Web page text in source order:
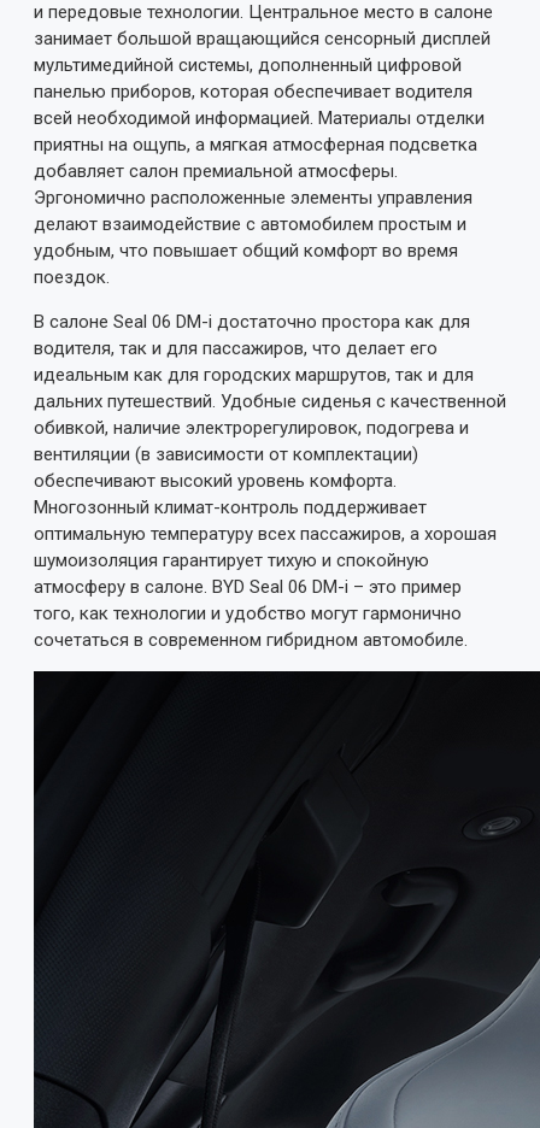
и передовые технологии. Центральное место в салоне
занимает большой вращающийся сенсорный дисплей
мультимедийной системы, дополненный цифровой
панелью приборов, которая обеспечивает водителя
всей необходимой информацией. Материалы отделки
приятны на ощупь, а мягкая атмосферная подсветка
добавляет салон премиальной атмосферы.
Эргономично расположенные элементы управления
делают взаимодействие с автомобилем простым и
удобным, что повышает общий комфорт во время
поездок.
В салоне Seal 06 DM-i достаточно простора как для
водителя, так и для пассажиров, что делает его
идеальным как для городских маршрутов, так и для
дальних путешествий. Удобные сиденья с качественной
обивкой, наличие электрорегулировок, подогрева и
вентиляции (в зависимости от комплектации)
обеспечивают высокий уровень комфорта.
Многозонный климат-контроль поддерживает
оптимальную температуру всех пассажиров, а хорошая
шумоизоляция гарантирует тихую и спокойную
атмосферу в салоне. BYD Seal 06 DM-i – это пример
того, как технологии и удобство могут гармонично
сочетаться в современном гибридном автомобиле.